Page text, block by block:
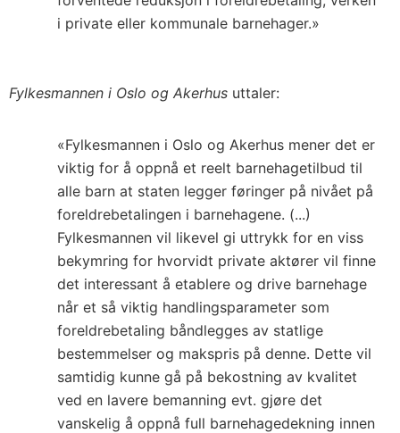
i private eller kommunale barnehager.»
Fylkesmannen i Oslo og Akerhus uttaler:
«Fylkesmannen i Oslo og Akerhus mener det er
viktig for å oppnå et reelt barnehagetilbud til
alle barn at staten legger føringer på nivået på
foreldrebetalingen i barnehagene. (...)
Fylkesmannen vil likevel gi uttrykk for en viss
bekymring for hvorvidt private aktører vil finne
det interessant å etablere og drive barnehage
når et så viktig handlingsparameter som
foreldrebetaling båndlegges av statlige
bestemmelser og makspris på denne. Dette vil
samtidig kunne gå på bekostning av kvalitet
ved en lavere bemanning evt. gjøre det
vanskelig å oppnå full barnehagedekning innen